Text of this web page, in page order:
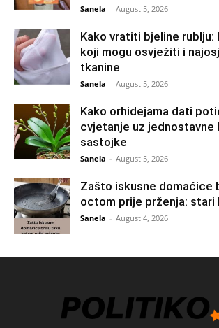
Sanela - August 5, 2026
Kako vratiti bjeline
koji mogu osvježiti i
tkanine
Sanela - August 5, 2026
Kako orhidejama dati
cvjetanje uz jednostavne
sastojke
Sanela - August 5, 2026
Zašto iskusne domaćice
octom prije prženja: stari
Sanela - August 4, 2026